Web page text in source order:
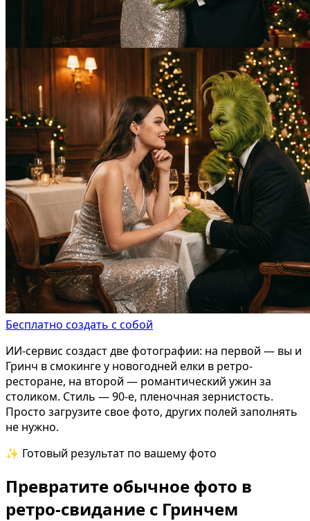
Бесплатно создать с собой
ИИ-сервис создаст две фотографии: на первой — вы и
Гринч в смокинге у новогодней елки в ретро-
ресторане, на второй — романтический ужин за
столиком. Стиль — 90-е, пленочная зернистость.
Просто загрузите свое фото, других полей заполнять
не нужно.
✨ Готовый результат по вашему фото
Превратите обычное фото в
ретро-свидание с Гринчем